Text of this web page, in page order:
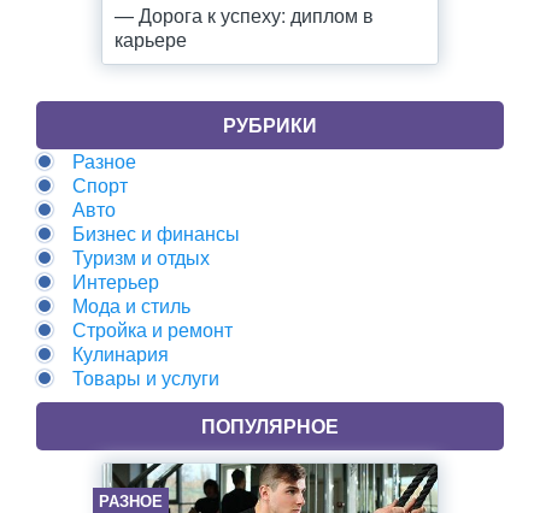
— Дорога к успеху: диплом в
карьере
РУБРИКИ
Разное
Спорт
Авто
Бизнес и финансы
Туризм и отдых
Интерьер
Мода и стиль
Стройка и ремонт
Кулинария
Товары и услуги
ПОПУЛЯРНОЕ
РАЗНОЕ